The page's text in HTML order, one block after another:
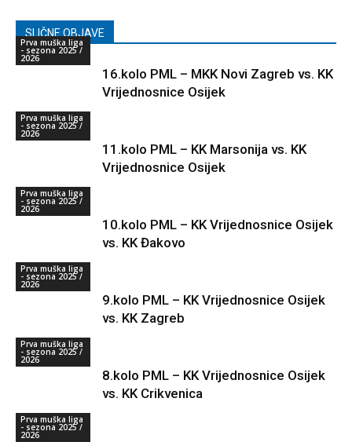
SLIČNE OBJAVE
Prva muška liga
- sezona 2025 /
2026
16.kolo PML – MKK Novi Zagreb vs. KK
Vrijednosnice Osijek
Prva muška liga
- sezona 2025 /
2026
11.kolo PML – KK Marsonija vs. KK
Vrijednosnice Osijek
Prva muška liga
- sezona 2025 /
2026
10.kolo PML – KK Vrijednosnice Osijek
vs. KK Đakovo
Prva muška liga
- sezona 2025 /
2026
9.kolo PML – KK Vrijednosnice Osijek
vs. KK Zagreb
Prva muška liga
- sezona 2025 /
2026
8.kolo PML – KK Vrijednosnice Osijek
vs. KK Crikvenica
Prva muška liga
- sezona 2025 /
2026